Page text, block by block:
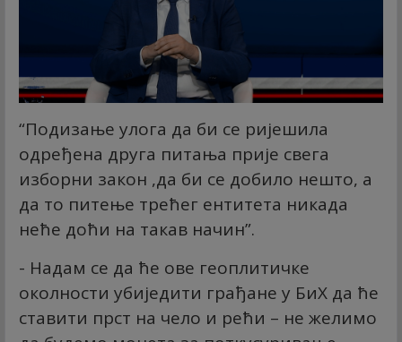
“Подизање улога да би се ријешила
одређена друга питања прије свега
изборни закон ,да би се добило нешто, а
да то питење трећег ентитета никада
неће доћи на такав начин”.
- Надам се да ће ове геоплитичке
околности убиједити грађане у БиХ да ће
ставити прст на чело и рећи – не желимо